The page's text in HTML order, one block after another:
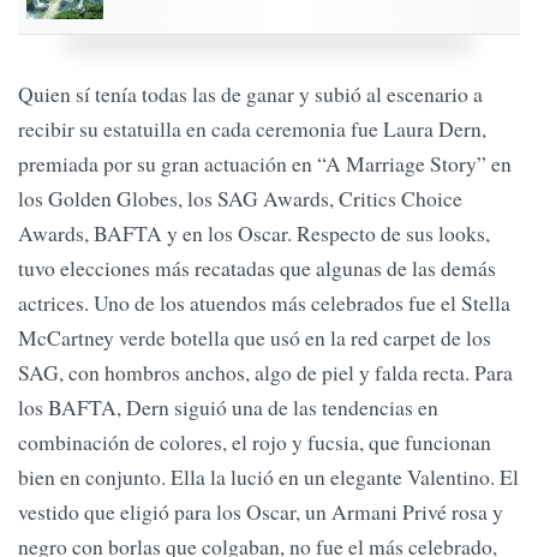
Quien sí tenía todas las de ganar y subió al escenario a
recibir su estatuilla en cada ceremonia fue Laura Dern,
premiada por su gran actuación en “A Marriage Story” en
los Golden Globes, los SAG Awards, Critics Choice
Awards, BAFTA y en los Oscar. Respecto de sus looks,
tuvo elecciones más recatadas que algunas de las demás
actrices. Uno de los atuendos más celebrados fue el Stella
McCartney verde botella que usó en la red carpet de los
SAG, con hombros anchos, algo de piel y falda recta. Para
los BAFTA, Dern siguió una de las tendencias en
combinación de colores, el rojo y fucsia, que funcionan
bien en conjunto. Ella la lució en un elegante Valentino. El
vestido que eligió para los Oscar, un Armani Privé rosa y
negro con borlas que colgaban, no fue el más celebrado,